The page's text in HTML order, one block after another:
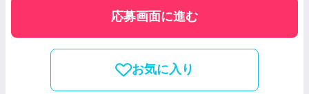
応募画面に進む
お気に入り